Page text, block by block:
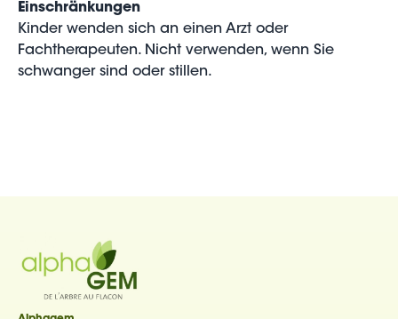
Einschränkungen
Kinder wenden sich an einen Arzt oder
Fachtherapeuten. Nicht verwenden, wenn Sie
schwanger sind oder stillen.